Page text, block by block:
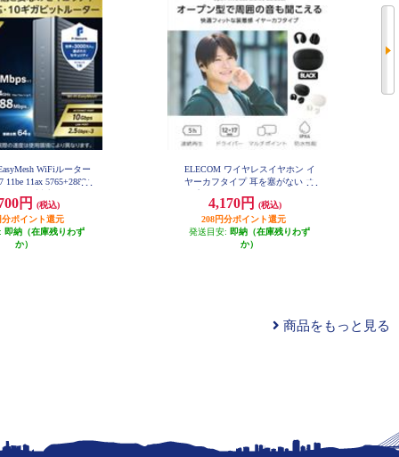
WiFiルーター
11ax 5765+2882+
リティ搭載 ブラック
BE94XSD-B
円
(税込)
分ポイント還元
即納（在庫残りわず
か）
ELECOM ワイヤレスイヤホン イ
ヤーカフタイプ 耳を塞がない オ
ポイント 軽量 ブラック LBT-OWS
03BK
4,170円
(税込)
208円分ポイント還元
発送目安: 即納（在庫残りわず
か）
商品をもっと見る